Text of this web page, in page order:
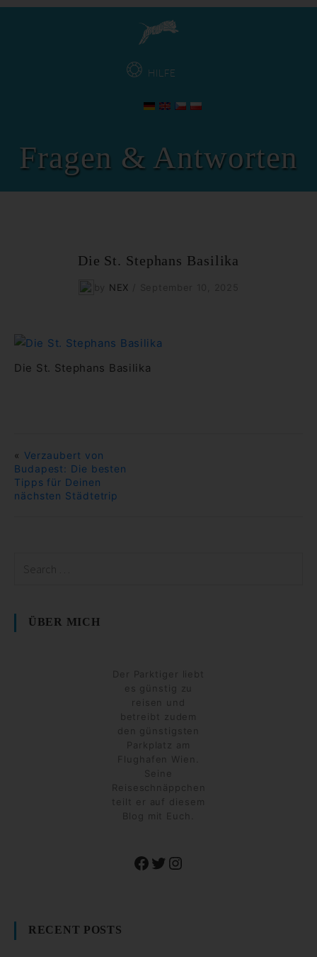
HILFE
Fragen & Antworten
Die St. Stephans Basilika
NEX
Die St. Stephans Basilika
« Verzaubert von
Budapest: Die besten
Tipps für Deinen
nächsten Städtetrip
ÜBER MICH
Der Parktiger liebt
es günstig zu
reisen und
betreibt zudem
den günstigsten
Parkplatz am
Flughafen Wien.
Seine
Reiseschnäppchen
teilt er auf diesem
Blog mit Euch.
Facebook
TwitterInstagram
RECENT POSTS